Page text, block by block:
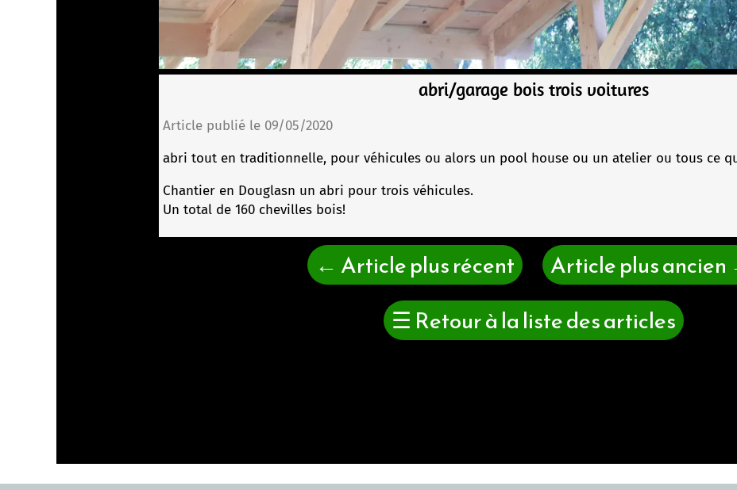
abri/garage bois trois voitures
Article publié le 09/05/2020
abri tout en traditionnelle, pour véhicules ou alors un pool house ou un atelier ou tous ce
Chantier en Douglasn un abri pour trois véhicules.
Un total de 160 chevilles bois!
← Article plus récent Article plus ancien
☰ Retour à la liste des articles